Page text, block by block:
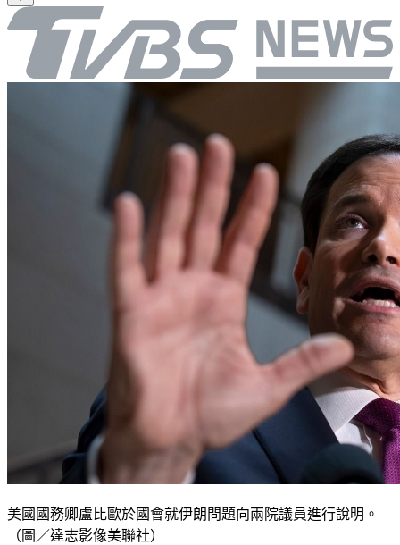
美國國務卿盧比歐於國會就伊朗問題向兩院議員進行說明。
（圖／達志影像美聯社）